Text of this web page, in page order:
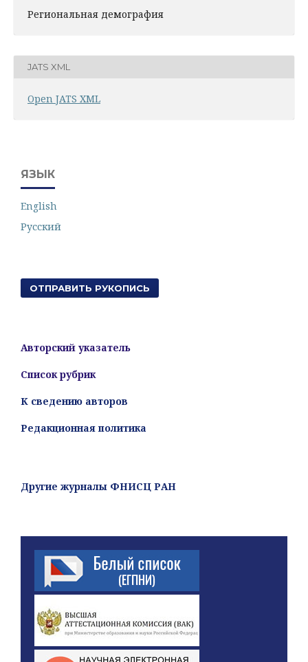
Региональная демография
JATS XML
Open JATS XML
ЯЗЫК
English
Русский
ОТПРАВИТЬ РУКОПИСЬ
Авторский указатель
Список рубрик
К сведению авторов
Редакционная политика
Другие журналы ФНИСЦ РАН